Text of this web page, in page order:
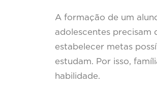
A formação de um
adolescentes precisam
estabelecer metas
estudam. Por isso,
habilidade.